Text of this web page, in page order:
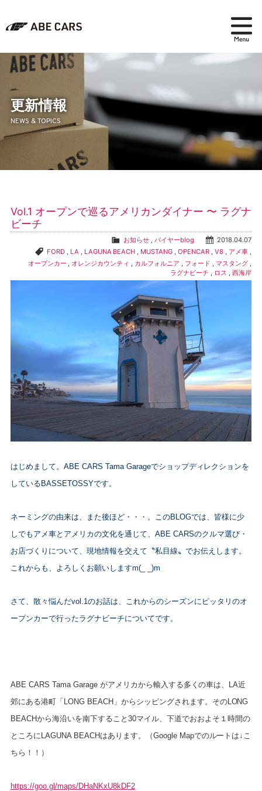
在庫検索
パーツ＆アクセサリー
アフターセールス
採用情報
更新情報
NEWS & TOPICS
Vol.1 オープンで巡るアメリカンダイナー 〜 ラグナ
ビーチ
2018.04.07
お知らせ ,バイヤーblog
FORD, LA , LAGUNA BEACH , MUSTANG ,OPENCAR ,V8 , アメ車 ,
オープンカー , オレンジカウンティ , カルフォルニア , フォード , マスタング ,
ラグナビーチ , ロス ,西海岸
はじめまして。ABE CARS Tama Garageでショップディレクションを
しているBASSETOSSYです。
ネーミングの由来は、また後ほど・・・。
このBLOGでは、皆様に少
しでもアメ車とアメリカの文化を通じて、ABE CARSのクルマ選び・
お店づくりについて、現地情報を交えて〝私目線〟でお伝えします。
これからも、よろしくお願いしますm(_ _)m
さて、散々悩んだvol.1のお話は、これからのシーズンにピッタリのオ
ープンカーで行ったラグナビーチについてです。
ABE CARS Tama Garage がアメリカから輸入する多くの車は、LA近
郊にある港町「LONG BEACH」からシッピングされます。そのLONG
BEACHから海沿いを南下すること30マイル、下道でおおよそ１時間の
ところにLAGUNA BEACHはあります。
（Google Mapでのルートは↓こ
ちら！！）
https://goo.gl/maps/DHaNKxU8kDF2